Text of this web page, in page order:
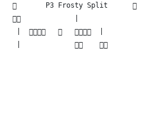
P3 Frosty Split      
             |
        |